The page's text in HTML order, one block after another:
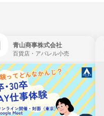
青山商事株式会社
百貨店・アパレル小売